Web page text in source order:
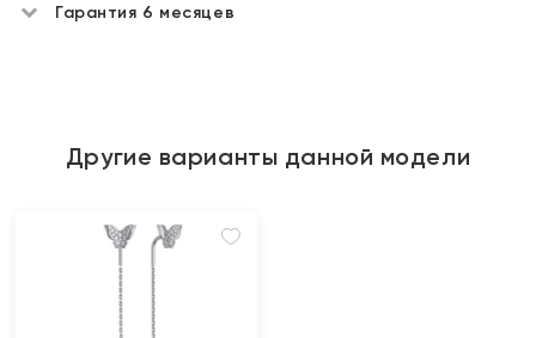
Гарантия 6 месяцев
Другие варианты данной модели